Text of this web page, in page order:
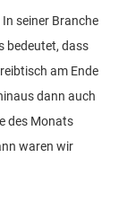
seiner Branche
bedeutet, dass
am Ende
dann auch
des Monats
waren wir